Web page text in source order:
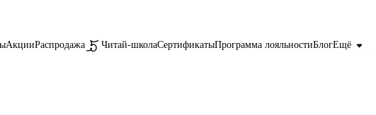
АкцииРаспродажа Читай-школаСертификатыПрограмма лояльностиБлогЕщё